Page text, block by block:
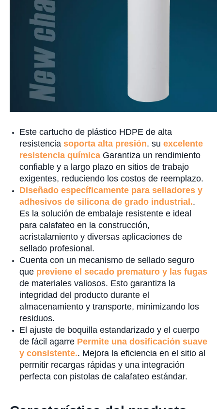
Este cartucho de plástico HDPE de alta
resistencia soporta alta presión. su excelente
resistencia química Garantiza un rendimiento
confiable y a largo plazo en sitios de trabajo
exigentes, reduciendo los costos de reemplazo.
Diseñado específicamente para selladores y
adhesivos de silicona de grado industrial..
Es la solución de embalaje resistente e ideal
para calafateo en la construcción,
acristalamiento y diversas aplicaciones de
sellado profesional.
Cuenta con un mecanismo de sellado seguro
que previene el secado prematuro y las fugas
de materiales valiosos. Esto garantiza la
integridad del producto durante el
almacenamiento y transporte, minimizando los
residuos.
El ajuste de boquilla estandarizado y el cuerpo
de fácil agarre Permite una dosificación suave
y consistente.. Mejora la eficiencia en el sitio al
permitir recargas rápidas y una integración
perfecta con pistolas de calafateo estándar.